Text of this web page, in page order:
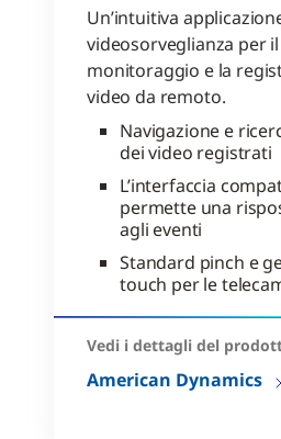
Un’intuitiva
videosorveglianza per il
monitoraggio e la
video da remoto.
Navigazione e
dei video registrati
L’interfaccia
permette una
agli eventi
Standard pinch e
touch per le
Vedi i dettagli del
American Dynamics